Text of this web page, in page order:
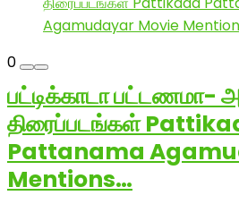
0
பட்டிக்காடா பட்டணமா-
திரைப்படங்கள்
Pattanama
Mentions…